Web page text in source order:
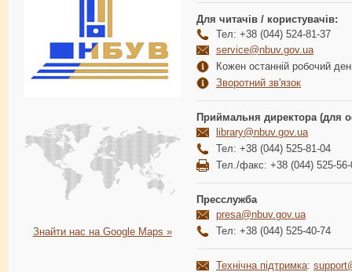
Знайти нас на Google Maps »
Для читачів / користувачів:
Тел: +38 (044) 524-81-37
service@nbuv.gov.ua
Кожен останній робочий
Зворотний зв'язок
Приймальня директора (для
library@nbuv.gov.ua
Тел: +38 (044) 525-81-04
Тел./факс: +38 (044) 525-56-
Пресслужба
presa@nbuv.gov.ua
Тел: +38 (044) 525-40-74
Технічна підтримка: